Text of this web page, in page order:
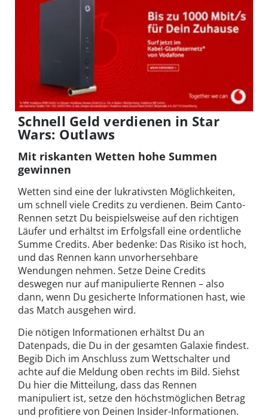
Schnell Geld verdienen in Star
Wars: Outlaws
Mit riskanten Wetten hohe Summen
gewinnen
Wetten sind eine der lukrativsten Möglichkeiten,
um schnell viele Credits zu verdienen. Beim Canto-
Rennen setzt Du beispielsweise auf den richtigen
Läufer und erhältst im Erfolgsfall eine ordentliche
Summe Credits. Aber bedenke: Das Risiko ist hoch,
und das Rennen kann unvorhersehbare
Wendungen nehmen. Setze Deine Credits
deswegen nur auf manipulierte Rennen – also
dann, wenn Du gesicherte Informationen hast, wie
das Match ausgehen wird.
Die nötigen Informationen erhältst Du an
Datenpads, die Du in der gesamten Galaxie findest.
Begib Dich im Anschluss zum Wettschalter und
achte auf die Meldung oben rechts im Bild. Siehst
Du hier die Mitteilung, dass das Rennen
manipuliert ist, setze den höchstmöglichen Betrag
und profitiere von Deinen Insider-Informationen.